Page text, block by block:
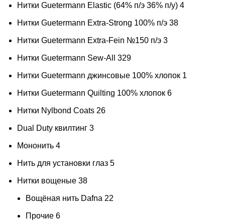
Нитки Guetermann Elastic (64% п/э 36% п/у) 4
Нитки Guetermann Extra-Strong 100% п/э 38
Нитки Guetermann Extra-Fein №150 п/э 3
Нитки Guetermann Sew-All 329
Нитки Guetermann джинсовые 100% хлопок 1
Нитки Guetermann Quilting 100% хлопок 6
Нитки Nylbond Coats 26
Dual Duty квилтинг 3
Мононить 4
Нить для установки глаз 5
Нитки вощеные 38
Вощёная нить Dafna 22
Прочие 6